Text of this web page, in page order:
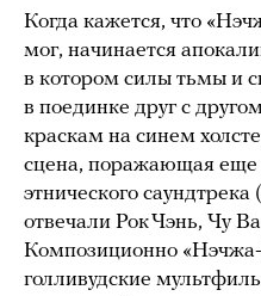
Когда кажется, что
мог, начинается
в котором силы тьмы и
в поединке друг с
краскам на синем
сцена, поражающая
этнического
отвечали Рок Чэнь, Чу
Композиционно
голливудские